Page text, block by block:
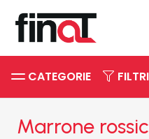
CATEGORIE FILTRI
Marrone